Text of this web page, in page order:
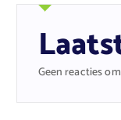
Geen reacties